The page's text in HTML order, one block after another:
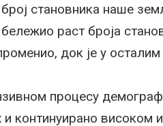
становника наше
раст броја
док је у
процесу
континуирано високом